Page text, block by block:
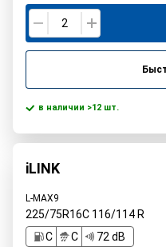
в наличии >12 шт.
iLINK
L-MAX9
225/75R16C 116/114 R
C
C 72 dB